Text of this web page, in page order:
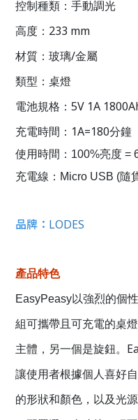
控制種類：手動調光
高度： 233 mm
材質：玻璃/金屬
類型：桌燈
電池規格： 5V 1A
充電時間： 1A=180分鐘
使用時間：100%亮度 =
充電線：Micro USB (
品牌： LODES
產品特色
EasyPeasy以強烈的個
組可攜帶且可充電的桌
主體，另一個是旋鈕。
讓使用者根據個人喜好
的形狀和顏色，以及光